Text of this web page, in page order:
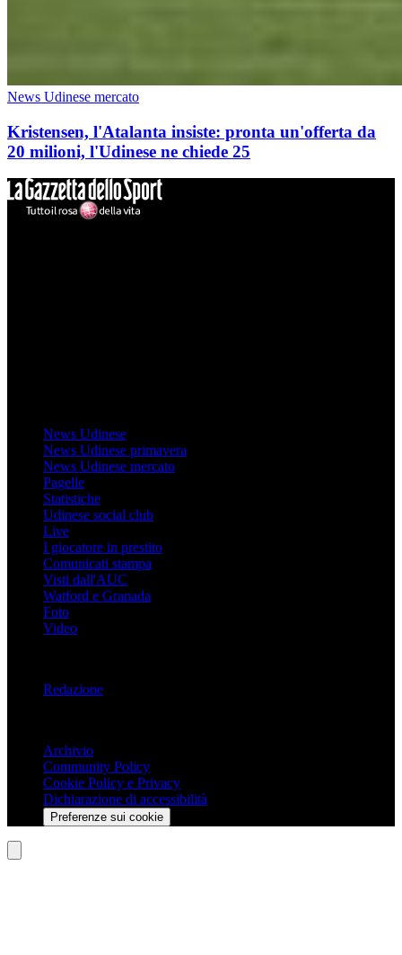
News Udinese mercato
Kristensen, l'Atalanta insiste: pronta un'offerta da
20 milioni, l'Udinese ne chiede 25
News Udinese
News Udinese primavera
News Udinese mercato
Pagelle
Statistiche
Udinese social club
Live
I giocatore in prestito
Comunicati stampa
Visti dall'AUC
Watford e Granada
Foto
Video
Redazione
Archivio
Community Policy
Cookie Policy e Privacy
Dichiarazione di accessibilità
Preferenze sui cookie